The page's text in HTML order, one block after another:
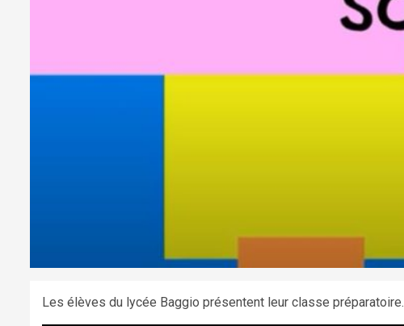
Les élèves du lycée Baggio présentent leur classe préparatoire.